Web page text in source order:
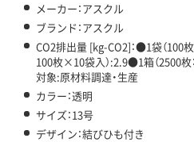
メーカー：アスクル
ブランド：アスクル
CO2排出量 [kg-CO2]：●1袋（100
100枚×10袋入）:2.9●1箱（2500
対象:原材料調達・生産
カラー：透明
サイズ：13号
デザイン：結びひも付き